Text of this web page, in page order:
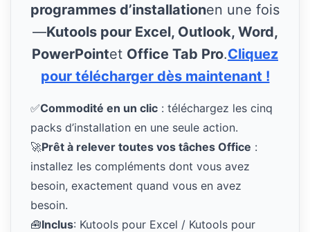
programmes d’installationen une fois
—Kutools pour Excel, Outlook, Word,
PowerPointet Office Tab Pro.Cliquez
pour télécharger dès maintenant !
✅Commodité en un clic : téléchargez les cinq
packs d’installation en une seule action.
🚀Prêt à relever toutes vos tâches Office :
installez les compléments dont vous avez
besoin, exactement quand vous en avez
besoin.
🧰Inclus: Kutools pour Excel / Kutools pour